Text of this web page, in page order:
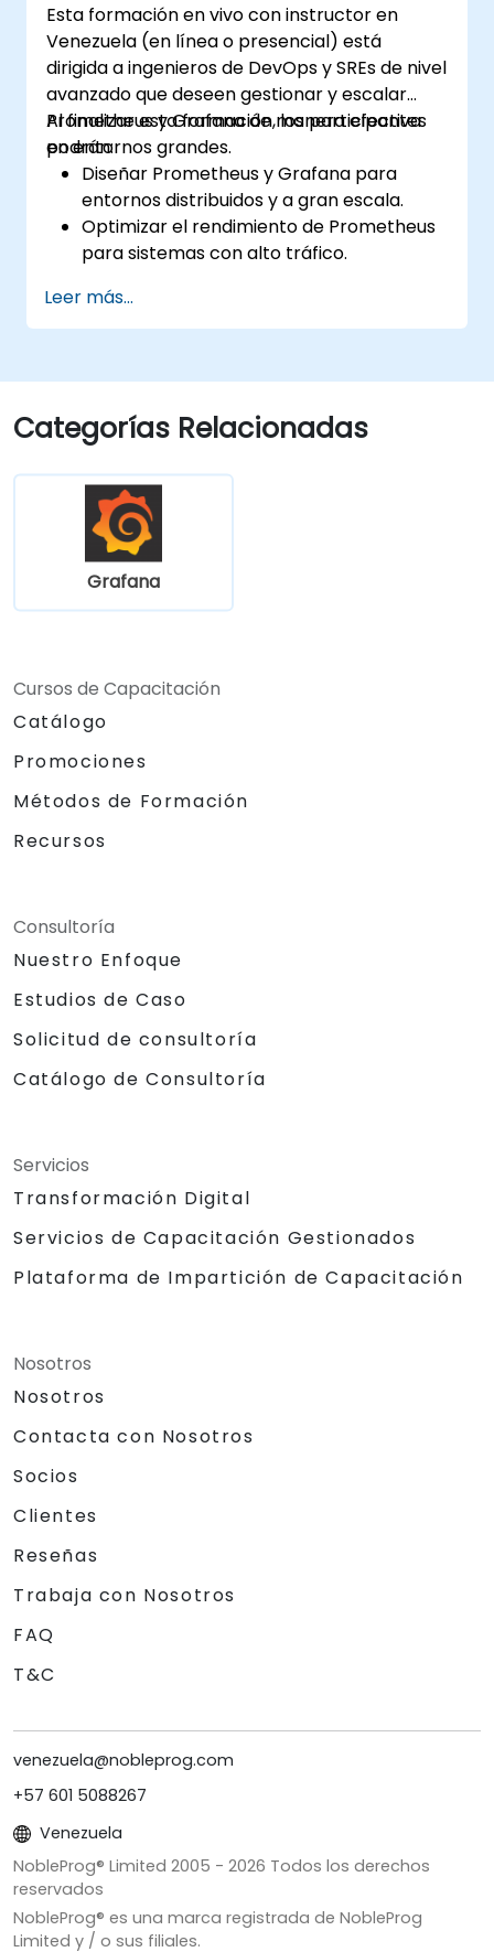
Esta formación en vivo con instructor en
Venezuela (en línea o presencial) está
dirigida a ingenieros de DevOps y SREs de nivel
avanzado que deseen gestionar y escalar
Prometheus y Grafana de manera efectiva
en entornos grandes.
Al finalizar esta formación, los participantes
podrán:
Diseñar Prometheus y Grafana para
entornos distribuidos y a gran escala.
Optimizar el rendimiento de Prometheus
para sistemas con alto tráfico.
grandes conjuntos de datos y
visualizaciones complejas.
solución de problemas y escalabilidad.
Leer más...
Categorías Relacionadas
Grafana
Cursos de Capacitación
Catálogo
Promociones
Métodos de Formación
Recursos
Consultoría
Nuestro Enfoque
Estudios de Caso
Solicitud de consultoría
Catálogo de Consultoría
Servicios
Transformación Digital
Servicios de Capacitación Gestionados
Plataforma de Impartición de Capacitación
Nosotros
Nosotros
Contacta con Nosotros
Socios
Clientes
Reseñas
Trabaja con Nosotros
FAQ
T&C
venezuela@nobleprog.com
+57 601 5088267
Venezuela
NobleProg® Limited 2005 - 2026 Todos los derechos
reservados
NobleProg® es una marca registrada de NobleProg
Limited y / o sus filiales.